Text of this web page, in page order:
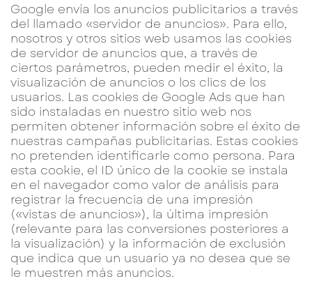
Google envía los anuncios publicitarios a través
del llamado «servidor de anuncios». Para ello,
nosotros y otros sitios web usamos las cookies
de servidor de anuncios que, a través de
ciertos parámetros, pueden medir el éxito, la
visualización de anuncios o los clics de los
usuarios. Las cookies de Google Ads que han
sido instaladas en nuestro sitio web nos
permiten obtener información sobre el éxito de
nuestras campañas publicitarias. Estas cookies
no pretenden identificarle como persona. Para
esta cookie, el ID único de la cookie se instala
en el navegador como valor de análisis para
registrar la frecuencia de una impresión
(«vistas de anuncios»), la última impresión
(relevante para las conversiones posteriores a
la visualización) y la información de exclusión
que indica que un usuario ya no desea que se
le muestren más anuncios.